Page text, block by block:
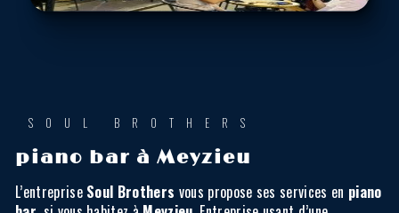
SOUL BROTHERS
piano bar à Meyzieu
L’entreprise Soul Brothers vous propose ses services en piano